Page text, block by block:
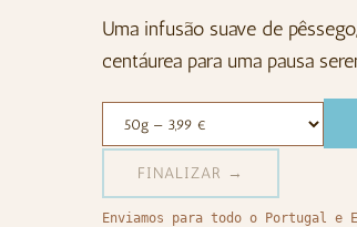
Uma infusão suave de
centáurea para uma pausa
FINALIZAR →
Enviamos para todo o Portugal e